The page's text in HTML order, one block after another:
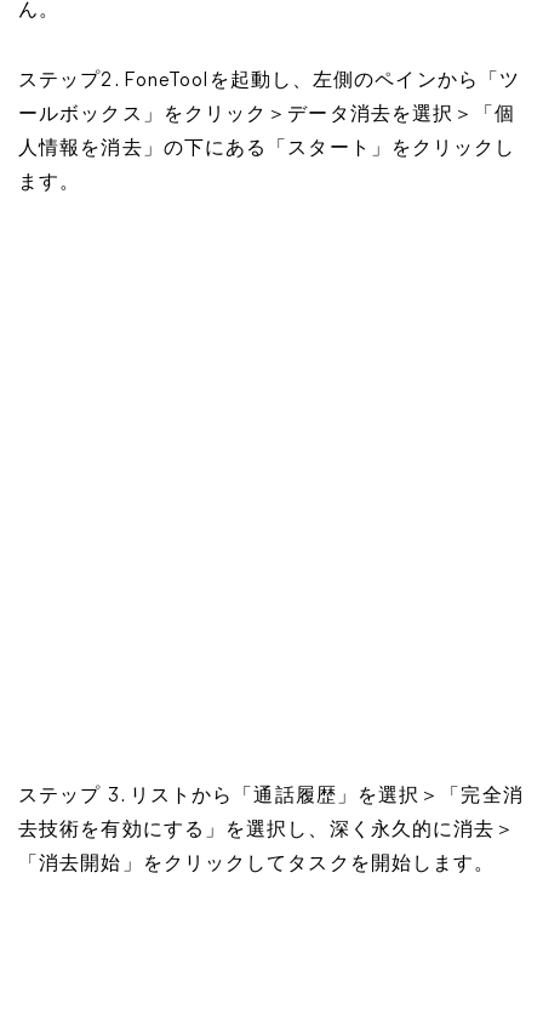
ん。
ステップ2. FoneToolを起動し、左側のペインから「ツ
ールボックス」をクリック＞データ消去を選択＞「個
人情報を消去」の下にある「スタート」をクリックし
ます。
ステップ 3. リストから「通話履歴」を選択＞「完全消
去技術を有効にする」を選択し、深く永久的に消去＞
「消去開始」をクリックしてタスクを開始します。